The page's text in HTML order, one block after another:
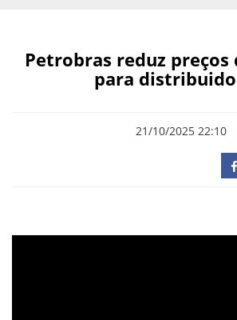
Petrobras reduz preços
para
21/10/2025 22:10